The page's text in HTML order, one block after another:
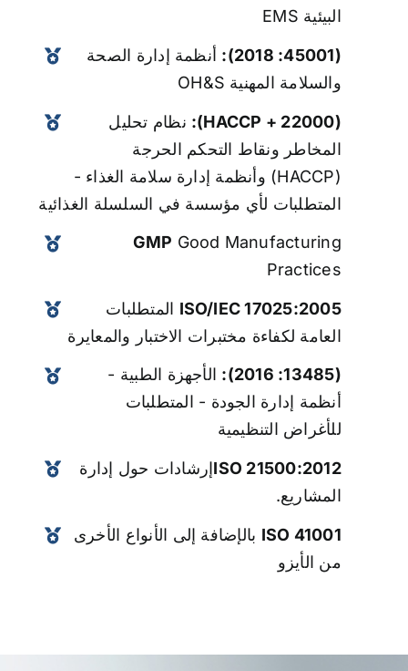
البيئية EMS
(45001: 2018):
أنظمة إدارة الصحة
والسلامة المهنية OH&S
(HACCP + 22000):
نظام تحليل
المخاطر ونقاط التحكم الحرجة
(HACCP) وأنظمة إدارة سلامة الغذاء -
المتطلبات لأي مؤسسة في السلسلة الغذائية
GMP Good Manufacturing
Practices
ISO/IEC 17025:2005 المتطلبات
العامة لكفاءة مختبرات الاختبار والمعايرة
(13485: 2016):
الأجهزة الطبية -
أنظمة إدارة الجودة - المتطلبات
للأغراض التنظيمية
ISO 21500:2012إرشادات حول إدارة
المشاريع.
ISO 41001 بالإضافة إلى الأنواع الأخرى
من الأيزو